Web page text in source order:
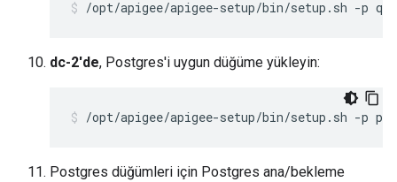
/opt/apigee/apigee-setup/bin/setup.sh -p
dc-2'de, Postgres'i uygun düğüme yükleyin:
/opt/apigee/apigee-setup/bin/setup.sh -p
Postgres düğümleri için Postgres ana/bekleme